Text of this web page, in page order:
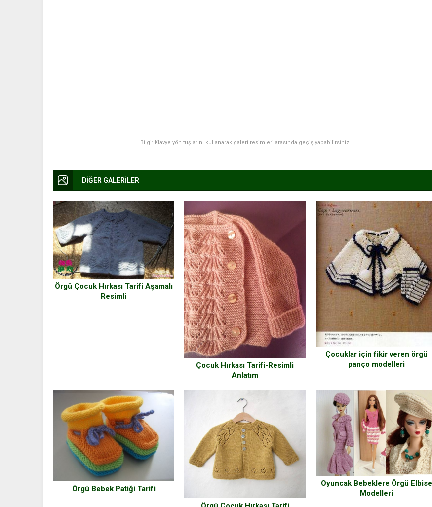
Bilgi: Klavye yön tuşlarını kullanarak galeri resimleri arasında geçiş yapabilirsiniz.
DİĞER GALERİLER
Örgü Çocuk Hırkası Tarifi Aşamalı
Resimli
Çocuk Hırkası Tarifi-Resimli
Anlatım
Çocuklar için fikir veren örgü
panço modelleri
Örgü Bebek Patiği Tarifi
Oyuncak Bebeklere Örgü Elbise
Modelleri